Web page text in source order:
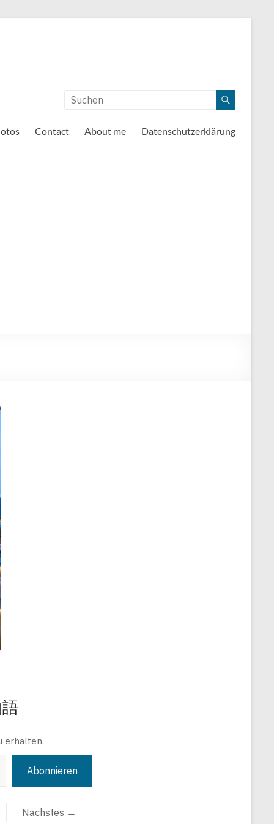
Contact About me Datenschutzerklärung
erhalten.
Abonnieren
Nächstes →